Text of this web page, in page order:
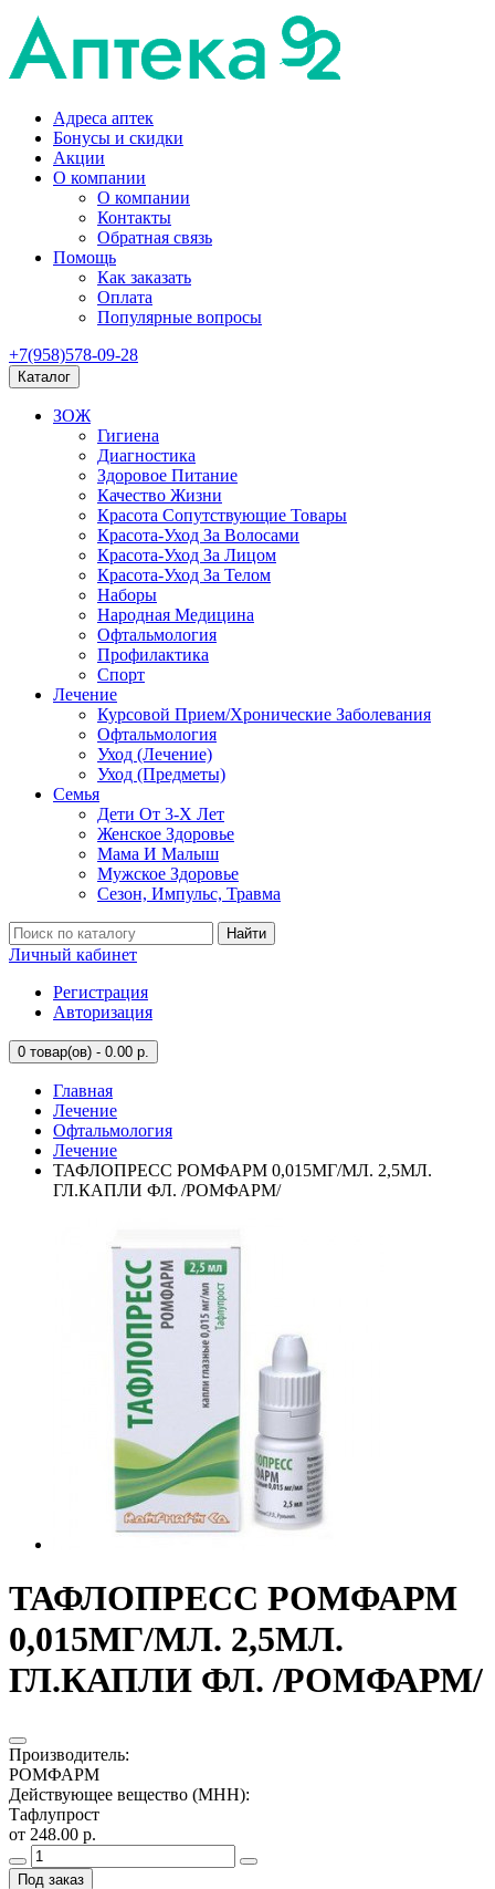
Адреса аптек
Бонусы и скидки
Акции
О компании
О компании
Контакты
Обратная связь
Помощь
Как заказать
Оплата
Популярные вопросы
+7(958)578-09-28
Каталог
ЗОЖ
Гигиена
Диагностика
Здоровое Питание
Качество Жизни
Красота Сопутствующие Товары
Красота-Уход За Волосами
Красота-Уход За Лицом
Красота-Уход За Телом
Наборы
Народная Медицина
Офтальмология
Профилактика
Спорт
Лечение
Курсовой Прием/Хронические Заболевания
Офтальмология
Уход (Лечение)
Уход (Предметы)
Семья
Дети От 3-Х Лет
Женское Здоровье
Мама И Малыш
Мужское Здоровье
Сезон, Импульс, Травма
Найти
Личный кабинет
Регистрация
Авторизация
0 товар(ов) - 0.00 р.
Главная
Лечение
Офтальмология
Лечение
ТАФЛОПРЕСС РОМФАРМ 0,015МГ/МЛ. 2,5МЛ.
ГЛ.КАПЛИ ФЛ. /РОМФАРМ/
ТАФЛОПРЕСС РОМФАРМ
0,015МГ/МЛ. 2,5МЛ.
ГЛ.КАПЛИ ФЛ. /РОМФАРМ/
Производитель:
РОМФАРМ
Действующее вещество (МНН):
Тафлупрост
от 248.00 р.
Под заказ